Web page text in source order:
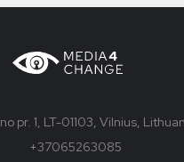
pr. 1, LT-01103, Vilnius,
+37065263085